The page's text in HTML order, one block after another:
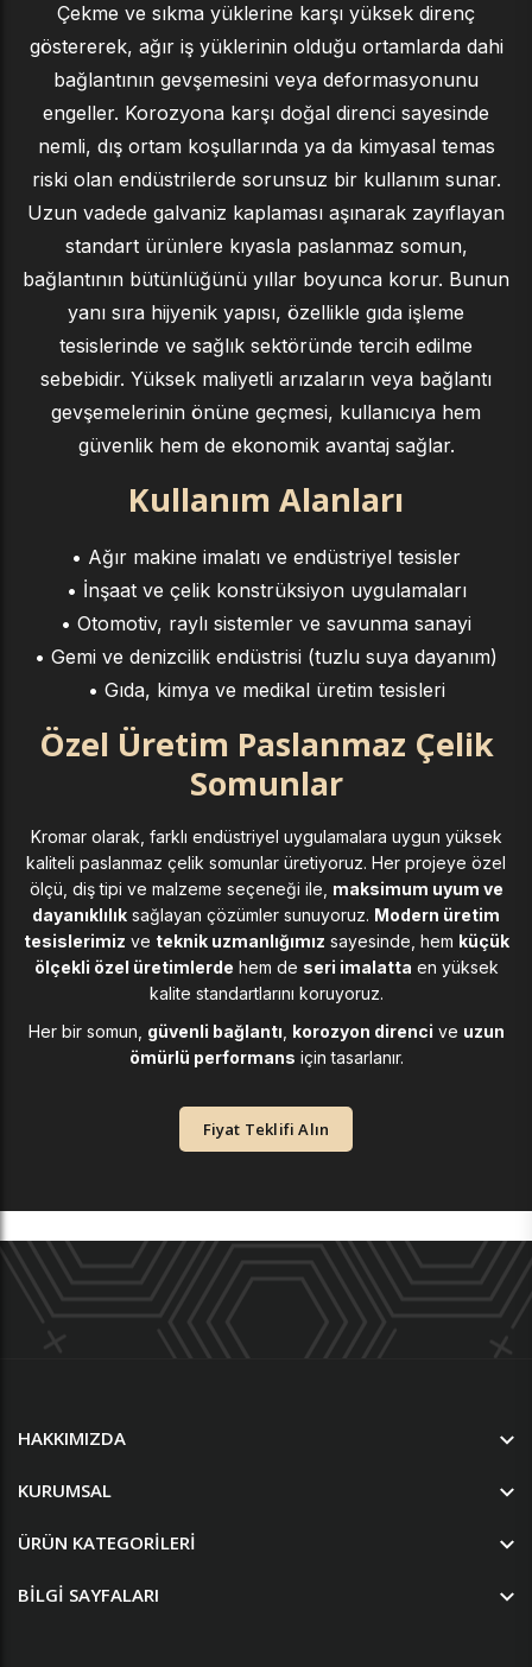
Çekme ve sıkma yüklerine karşı yüksek direnç
göstererek, ağır iş yüklerinin olduğu ortamlarda dahi
bağlantının gevşemesini veya deformasyonunu
engeller. Korozyona karşı doğal direnci sayesinde
nemli, dış ortam koşullarında ya da kimyasal temas
riski olan endüstrilerde sorunsuz bir kullanım sunar.
Uzun vadede galvaniz kaplaması aşınarak zayıflayan
standart ürünlere kıyasla paslanmaz somun,
bağlantının bütünlüğünü yıllar boyunca korur. Bunun
yanı sıra hijyenik yapısı, özellikle gıda işleme
tesislerinde ve sağlık sektöründe tercih edilme
sebebidir. Yüksek maliyetli arızaların veya bağlantı
gevşemelerinin önüne geçmesi, kullanıcıya hem
güvenlik hem de ekonomik avantaj sağlar.
Kullanım Alanları
• Ağır makine imalatı ve endüstriyel tesisler
• İnşaat ve çelik konstrüksiyon uygulamaları
• Otomotiv, raylı sistemler ve savunma sanayi
• Gemi ve denizcilik endüstrisi (tuzlu suya dayanım)
• Gıda, kimya ve medikal üretim tesisleri
Özel Üretim Paslanmaz Çelik
Somunlar
Kromar olarak, farklı endüstriyel uygulamalara uygun yüksek
kaliteli paslanmaz çelik somunlar üretiyoruz. Her projeye özel
ölçü, diş tipi ve malzeme seçeneği ile, maksimum uyum ve
dayanıklılık sağlayan çözümler sunuyoruz. Modern üretim
tesislerimiz ve teknik uzmanlığımız sayesinde, hem küçük
ölçekli özel üretimlerde hem de seri imalatta en yüksek
kalite standartlarını koruyoruz.
Her bir somun, güvenli bağlantı korozyon direnci ve uzun
ömürlü performans için tasarlanır.
Fiyat Teklifi Alın
HAKKIMIZDA
KURUMSAL
ÜRÜN KATEGORILERI
BILGI SAYFALARI